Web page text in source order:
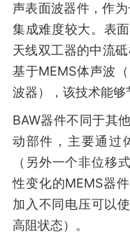
声表面波器件，作
集成难度较大。表
天线双工器的中流
基于MEMS体声波
波器），该技术能够
BAW器件不同于其
动部件，主要通过
（另外一个非位移
性变化的MEMS器
加入不同电压可以
高阻状态）。